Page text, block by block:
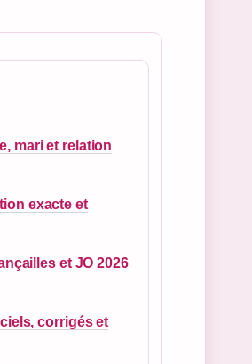
mari et relation
exacte et
et JO 2026
corrigés et